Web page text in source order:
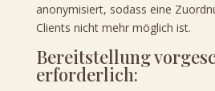
anonymisiert, sodass eine
Clients nicht mehr möglich ist.
Bereitstellung
erforderlich: